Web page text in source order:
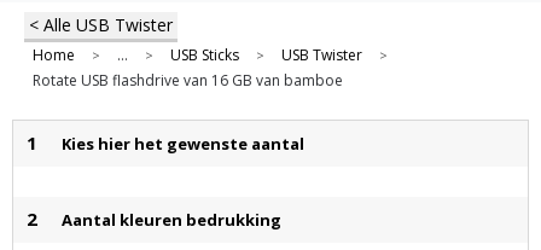
< Alle USB Twister
Home > ... > USB Sticks > USB Twister >
Rotate USB flashdrive van 16 GB van bamboe
1 Kies hier het gewenste aantal
2 Aantal kleuren bedrukking